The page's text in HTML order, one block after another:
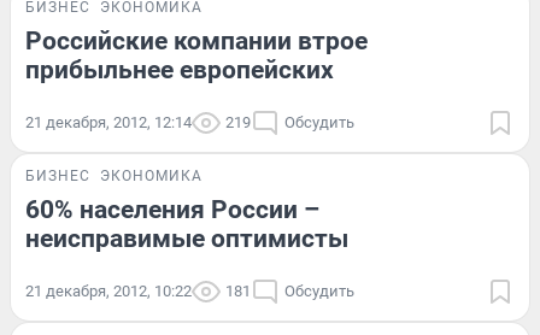
БИЗНЕС ЭКОНОМИКА
Российские компании втрое
прибыльнее европейских
21 декабря, 2012, 12:14 219 Обсудить
БИЗНЕС ЭКОНОМИКА
60% населения России –
неисправимые оптимисты
21 декабря, 2012, 10:22 181 Обсудить